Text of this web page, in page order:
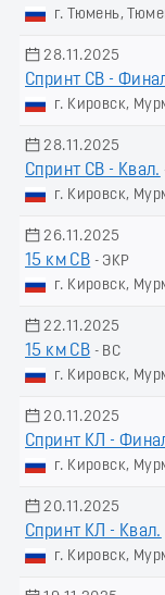
г. Тюмень,
28.11.2025
Спринт СВ -
г. Кировск,
28.11.2025
Спринт СВ - Квал.
г. Кировск,
26.11.2025
15 км СВ - ЭКР
г. Кировск,
22.11.2025
15 км СВ - ВС
г. Кировск,
20.11.2025
Спринт КЛ -
г. Кировск,
20.11.2025
Спринт КЛ - Квал.
г. Кировск,